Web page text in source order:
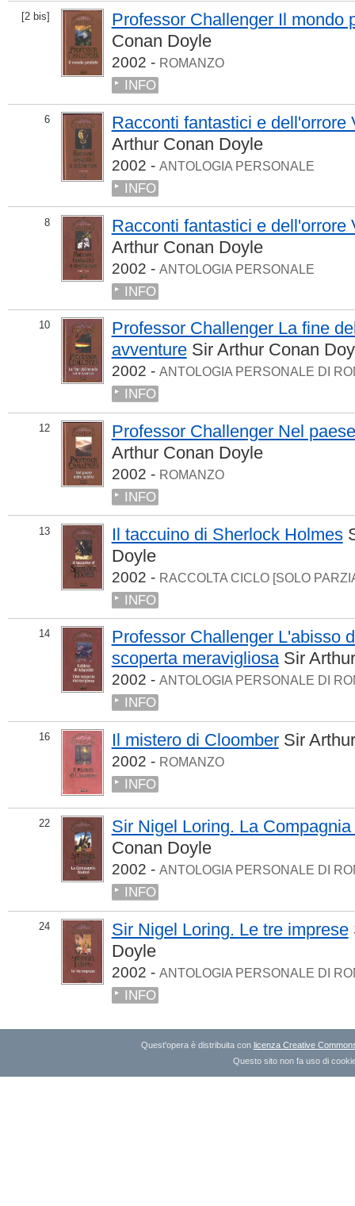
[2 bis]
Professor Challenger Il mondo
Conan Doyle
2002 - ROMANZO
INFO
6
Racconti fantastici e dell'orrore
Arthur Conan Doyle
2002 - ANTOLOGIA PERSONALE
INFO
8
Racconti fantastici e dell'orrore
Arthur Conan Doyle
2002 - ANTOLOGIA PERSONALE
INFO
10
Professor Challenger La fine
avventure Sir Arthur Conan
2002 - ANTOLOGIA PERSONALE DI
INFO
12
Professor Challenger Nel
Arthur Conan Doyle
2002 - ROMANZO
INFO
13 Il taccuino di Sherlock Holmes
Doyle
2002 - RACCOLTA CICLO [SOLO
INFO
14
Professor Challenger L'abisso
scoperta meravigliosa Sir
2002 - ANTOLOGIA PERSONALE DI
INFO
16 Il mistero di Cloomber Sir
2002 - ROMANZO
INFO
22
Sir Nigel Loring. La
Conan Doyle
2002 - ANTOLOGIA PERSONALE DI
INFO
24 Sir Nigel Loring. Le tre imprese
Doyle
2002 - ANTOLOGIA PERSONALE DI
INFO
Quest'opera è distribuita con licenza Creative
Questo sito non fa uso di